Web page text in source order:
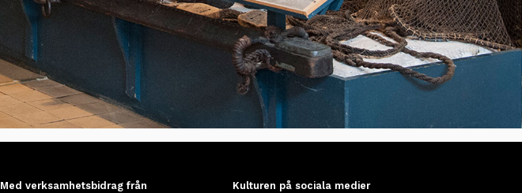
Med verksamhetsbidrag från Kulturen på sociala medier